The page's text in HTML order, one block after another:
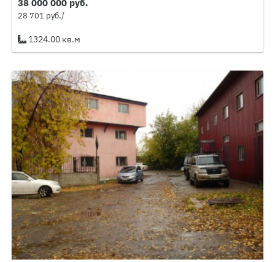
38 000 000 руб.
28 701 руб./
1324.00 кв.м